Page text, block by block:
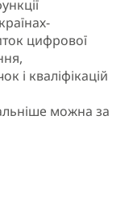
цифрової
і кваліфікацій
можна за